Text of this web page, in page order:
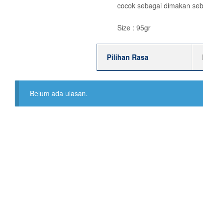
cocok sebagai dimakan
Size : 95gr
Pilihan Rasa
Belum ada ulasan.